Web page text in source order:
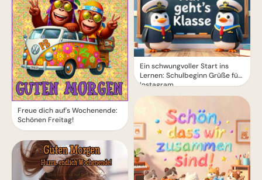
Freue dich auf's Wochenende:
Schönen Freitag!
Ein schwungvoller Start ins
Lernen: Schulbeginn Grüße für
Instagram